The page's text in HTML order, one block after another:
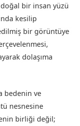
bir insan yüzü
kesilip
edilmiş bir görüntüye
dolaşıma
bedenin ve
nesnesine
birliği değil;